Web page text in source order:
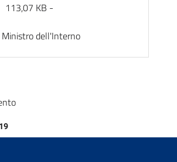
113,07 KB -
Ministro dell'Interno